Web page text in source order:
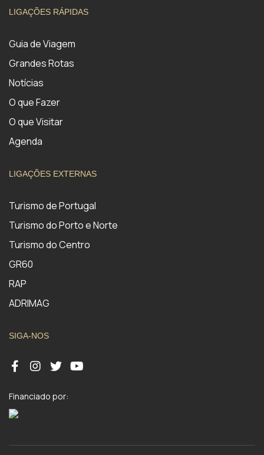
LIGAÇÕES RÁPIDAS
Guia de Viagem
Grandes Rotas
Notícias
O que Fazer
O que Visitar
Agenda
LIGAÇÕES EXTERNAS
Turismo de Portugal
Turismo do Porto e Norte
Turismo do Centro
GR60
RAP
ADRIMAG
SIGA-NOS
Financiado por: